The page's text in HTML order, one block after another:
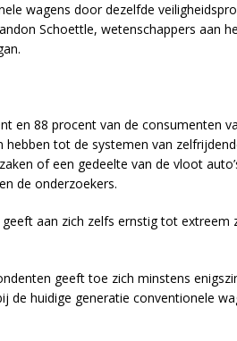
wagens door dezelfde
Schoettle, wetenschappers aan
en 88 procent van de consumenten
tot de systemen van
of een gedeelte van de vloot
de onderzoekers.
aan zich zelfs ernstig tot extreem
geeft toe zich minstens
de huidige generatie conventionele